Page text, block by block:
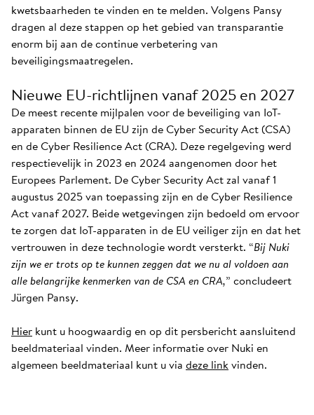
kwetsbaarheden te vinden en te melden. Volgens Pansy
dragen al deze stappen op het gebied van transparantie
enorm bij aan de continue verbetering van
beveiligingsmaatregelen.
Nieuwe EU-richtlijnen vanaf 2025 en 2027
De meest recente mijlpalen voor de beveiliging van IoT-
apparaten binnen de EU zijn de Cyber Security Act (CSA)
en de Cyber Resilience Act (CRA). Deze regelgeving werd
respectievelijk in 2023 en 2024 aangenomen door het
Europees Parlement. De Cyber Security Act zal vanaf 1
augustus 2025 van toepassing zijn en de Cyber Resilience
Act vanaf 2027. Beide wetgevingen zijn bedoeld om ervoor
te zorgen dat IoT-apparaten in de EU veiliger zijn en dat het
vertrouwen in deze technologie wordt versterkt. “Bij Nuki
zijn we er trots op te kunnen zeggen dat we nu al voldoen aan
alle belangrijke kenmerken van de CSA en CRA,” concludeert
Jürgen Pansy.
Hier kunt u hoogwaardig en op dit persbericht aansluitend
beeldmateriaal vinden. Meer informatie over Nuki en
algemeen beeldmateriaal kunt u via deze linkvinden.